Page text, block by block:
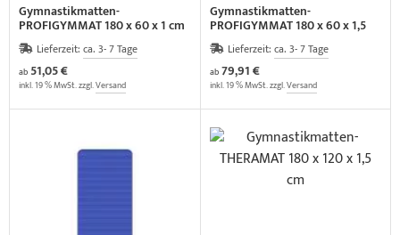
Gymnastikmatten-
PROFIGYMMAT 180 x 60 x 1 cm
Lieferzeit: ca. 3- 7 Tage
ab 51,05 €
inkl. 19 % MwSt. zzgl.Versand
Gymnastikmatten-
PROFIGYMMAT 180 x 60 x 1,5
cm Lieferzeit: ca. 3- 7 Tage
ab79,91 €
inkl. 19 % MwSt. zzgl.Versand